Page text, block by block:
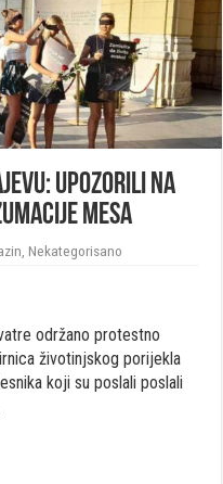
Upozorili na
mesa
Nekategorisano
održano protestno
životinjskog porijekla
koji su poslali poslali